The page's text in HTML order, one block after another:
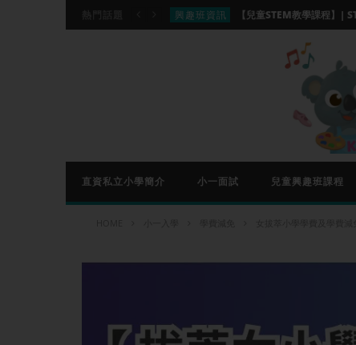
興趣班資訊
直資私立小學簡介 小一面試 兒童興趣班課程